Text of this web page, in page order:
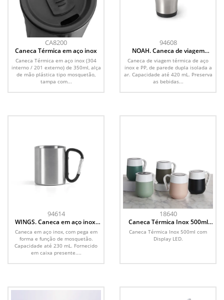
CA8200
Caneca Térmica em aço inox
Caneca Térmica em aço inox (304
interno / 201 externo) de 350ml, alça
de mão plástica tipo mosquetão,
tampa com...
94608
NOAH. Caneca de viagem
térmica de aço inox e PP, de
parede dupla isolada a ar (420
mL)
Caneca de viagem térmica de aço
inox e PP, de parede dupla isolada a
ar. Capacidade até 420 mL. Preserva
as bebidas...
94614
WINGS. Caneca em aço inox,
com pega em forma e função
de mosquetão (230 mL)
Caneca em aço inox, com pega em
forma e função de mosquetão.
Capacidade até 230 mL. Fornecido
em caixa presente....
18640
Caneca Térmica Inox 500ml
com Display LED
Caneca Térmica Inox 500ml com
Display LED.